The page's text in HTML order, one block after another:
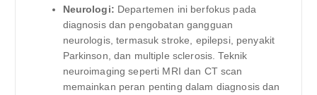
Neurologi: Departemen ini berfokus pada
diagnosis dan pengobatan gangguan
neurologis, termasuk stroke, epilepsi, penyakit
Parkinson, dan multiple sclerosis. Teknik
neuroimaging seperti MRI dan CT scan
memainkan peran penting dalam diagnosis dan